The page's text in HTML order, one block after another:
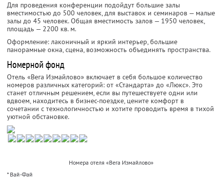
Для проведения конференции подойдут большие залы
вместимостью до 500 человек, для выставок и семинаров — малые
залы до 45 человек. Общая вместимость залов — 1950 человек,
площадь — 2200 кв. м.
Оформление: лаконичный и яркий интерьер, большие
панорамные окна, сцена, возможность объединять пространства.
Номерной фонд
Отель «Вега Измайлово» включает в себя большое количество
номеров различных категорий: от «Стандарта» до «Люкс». Это
станет отличным решением, если вы путешествуете одни или
вдвоем, находитесь в бизнес-поездке, цените комфорт в
сочетании с технологичностью и хотите проводить время в тихой
уютной обстановке.
Номера отеля «Вега Измайлово»
* Вай-Фай